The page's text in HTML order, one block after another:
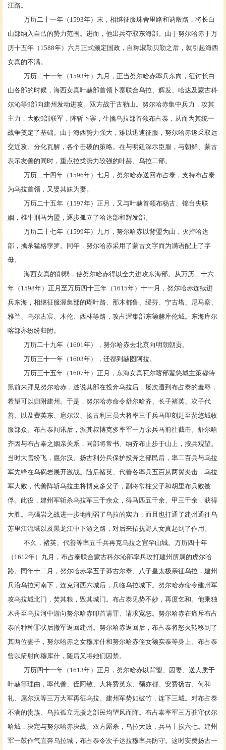
江路。
万历二十一年（ 1593年）末，相继征服珠舍里路和讷殷路，将长白
山部纳入自己的势力范围。进而，他出兵夺取东海部。由于努尔哈赤于万
历十五年（1588年）六月正式颁定国政，自称淑勒贝勒之后，就引起海西
女真的不满。
万历二十一年（ 1593年）九月，正当努尔哈赤率兵东向，征讨长白
山各部的时候，海西女真叶赫部首领卜寨联合乌拉、辉发、哈达及蒙古科
尔沁等9部向建州发动进攻。双方战于古勒山。努尔哈赤集中兵力，攻其
主力，大败9部联军，阵斩卜寨，生擒乌拉部首领布占泰，从而为其统一
战争奠定了基础。由于海西势力强大，难以迅速征服，努尔哈赤遂采取远
交近攻、分化瓦解，各个击破的策略。在与明廷深示臣服，与朝鲜、蒙古
表示友善的同时，重点拉拢势力较强的叶赫、乌拉二部。
万历二十四年（ 1596年）七月，努尔哈赤送回布占泰 ，支持布占泰
为乌拉首领，又娶其妹为妻。
万历二十五年（ 1597年）正月，又与叶赫首领布杨古、锦台失联
姻，椎牛刑马为盟，逐步孤立了哈达部和辉发部。
万历二十七年（ 1599年）九月，努尔哈赤以背盟为由，灭掉哈达
部，擒杀猛格孛罗。同年，努尔哈赤采用了蒙古文字而为满语配上了字
母。
海西女真的削弱，使努尔哈赤得以全力进攻东海部。从万历二十六
年（ 1598年）正月至万历四十三年（1615年）十一月，努尔哈赤连续进
兵东海，相继征服渥集部的瑚叶路、那木都鲁、绥芬、宁古塔、尼马察、
雅兰、乌尔古宸、木伦、西林等路，攻占渥集部东额赫库伦城。东海库尔
喀部亦纷纷归附。
万历二十九年（ 1601年），努尔哈赤去北京向明朝朝贡。
万历三十一年（ 1603年），迁都到 赫图阿拉。
万历三十五年（ 1607年）正月， 东海女真瓦尔喀部蜚悠城主策穆特
黑前来拜见努尔哈赤，述说其部在投奔乌拉后，屡次遭到布占泰的羞辱，
希望可以归附建州。于是，努尔哈赤命令舒尔哈齐、长子褚英 、次子代
善 、以及费英东、扈尔汉、扬古利三员大将率三千兵马即刻赶至蜚悠城收
服部众。布占泰闻讯后，派其叔博克多率军一万余兵马前往截击。舒尔哈
齐因与布占泰之姻亲关系，同部将常书、纳齐布止步于山上，按兵观望。
当时大雪纷飞，扈尔汉、扬古利分兵保护投奔之部民后，率二百兵与乌拉
军先锋在乌碣岩展开激战。随后褚英、代善各率兵五百从两翼夹击，乌拉
军大败，代善阵斩乌拉主将博克多父子，副将常柱父子和胡里布兵败被
俘。此役，建州军斩杀乌拉军三千余众，得马匹五千余、甲三千余，获得
大胜。乌碣岩之战进一步地削弱了乌拉的实力，而且也打通了建州通往乌
苏里江流域以及黑龙江中下游之路，对后来招抚野人女真起到了作用。
不久，褚英、代善等率五千兵再克乌拉之宜罕山城。万历四十年
（ 1612年）九月，布占泰联合蒙古科尔沁部率兵攻打建州所属的虎尔哈
路。同年十二月，努尔哈赤率五子莽古尔泰、八子皇太极亲征乌拉，建州
兵沿乌拉河南下，连克河西六城后，兵临乌拉城下。努尔哈赤命令建州军
攻乌拉城北门，焚其粮，毁其城门。布占泰见势不妙，再度乞和。他乘独
木舟至乌拉河中游向努尔哈赤叩首请罪、请求宽恕。努尔哈赤在痛斥布占
泰的种种罪状后撤军返回建州。努尔哈赤返回后，布占泰将怒火转移到了
其两位妻子，努尔哈赤之女穆库什和努尔哈赤侄女额实泰等身上。布占泰
曾以箭射向穆库什，随后又将她们囚禁。
万历四十一年（ 1613年）正月，努尔哈赤以背盟、囚妻、送人质于
叶赫等理由，率代善、侄阿敏 、大将费英东、额亦都、安费扬古、何和
礼、扈尔汉等三万大军再征乌拉。建州军势如破竹，连下三城。对布占泰
不满的贵族、乌拉孤立无援之部民均望风而降。布占泰率军三万驻守伏尔
哈城，决定与努尔哈赤决战。双方厮杀，乌拉大败，兵马十损六七。建州
军一鼓作气直奔乌拉城，布占泰令次子达拉穆率兵防守。这时安费扬古一